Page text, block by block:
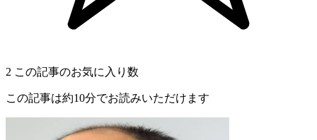
2 この記事のお気に入り数
この記事は約10分でお読みいただけます